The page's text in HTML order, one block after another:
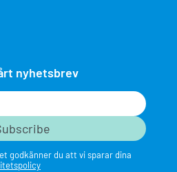
nyhetsbrev
godkänner du att vi sparar dina